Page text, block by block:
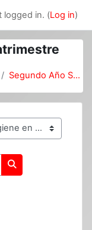
logged in. (Log in)
Segundo Año Segundo Cuatrimestre
Search courses